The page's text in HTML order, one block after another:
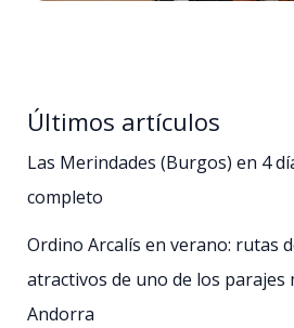
Últimos artículos
Las Merindades (Burgos) en 4
completo
Ordino Arcalís en verano: rutas
atractivos de uno de los parajes
Andorra